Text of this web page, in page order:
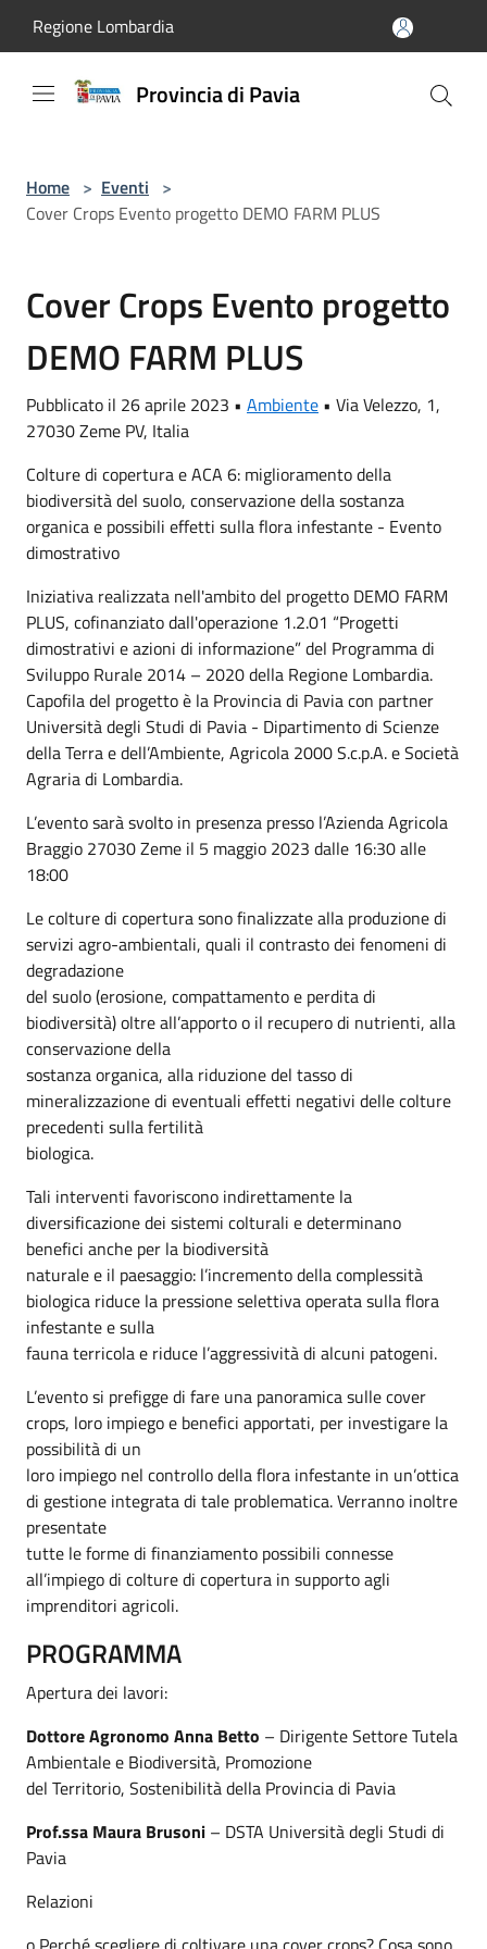
Regione Lombardia
Provincia di Pavia
Home > Eventi >
Cover Crops Evento progetto DEMO FARM PLUS
Cover Crops Evento progetto
DEMO FARM PLUS
Pubblicato il 26 aprile 2023 • Ambiente • Via Velezzo, 1,
27030 Zeme PV, Italia
Colture di copertura e ACA 6: miglioramento della
biodiversità del suolo, conservazione della sostanza
organica e possibili effetti sulla flora infestante - Evento
dimostrativo
Iniziativa realizzata nell'ambito del progetto DEMO FARM
PLUS, cofinanziato dall'operazione 1.2.01 “Progetti
dimostrativi e azioni di informazione” del Programma di
Sviluppo Rurale 2014 – 2020 della Regione Lombardia.
Capofila del progetto è la Provincia di Pavia con partner
Università degli Studi di Pavia - Dipartimento di Scienze
della Terra e dell’Ambiente, Agricola 2000 S.c.p.A. e Società
Agraria di Lombardia.
L’evento sarà svolto in presenza presso l’Azienda Agricola
Braggio 27030 Zeme il 5 maggio 2023 dalle 16:30 alle
18:00
Le colture di copertura sono finalizzate alla produzione di
servizi agro-ambientali, quali il contrasto dei fenomeni di
degradazione
del suolo (erosione, compattamento e perdita di
biodiversità) oltre all’apporto o il recupero di nutrienti, alla
conservazione della
sostanza organica, alla riduzione del tasso di
mineralizzazione di eventuali effetti negativi delle colture
precedenti sulla fertilità
biologica.
Tali interventi favoriscono indirettamente la
diversificazione dei sistemi colturali e determinano
benefici anche per la biodiversità
naturale e il paesaggio: l’incremento della complessità
biologica riduce la pressione selettiva operata sulla flora
infestante e sulla
fauna terricola e riduce l’aggressività di alcuni patogeni.
L’evento si prefigge di fare una panoramica sulle cover
crops, loro impiego e benefici apportati, per investigare la
possibilità di un
loro impiego nel controllo della flora infestante in un’ottica
di gestione integrata di tale problematica. Verranno inoltre
presentate
tutte le forme di finanziamento possibili connesse
all’impiego di colture di copertura in supporto agli
imprenditori agricoli.
PROGRAMMA
Apertura dei lavori:
Dottore Agronomo Anna Betto – Dirigente Settore Tutela
Ambientale e Biodiversità, Promozione
del Territorio, Sostenibilità della Provincia di Pavia
Prof.ssa Maura Brusoni – DSTA Università degli Studi di
Pavia
Relazioni